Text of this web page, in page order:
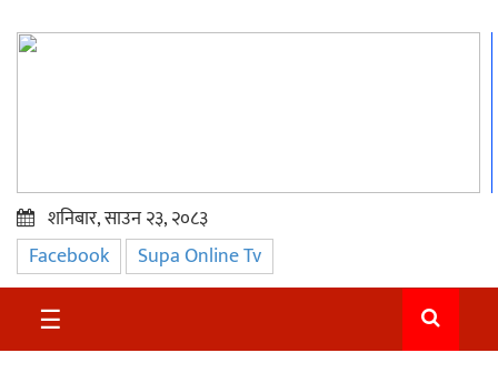
प्रमुख
समाचार
सुदुर
शनिबार, साउन २३, २०८३
Facebook Supa Online Tv
☰